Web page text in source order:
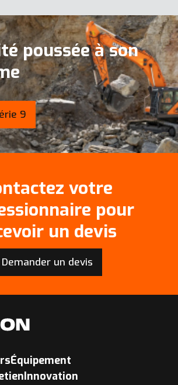
poussée à son
9
votre
pour
un devis
Demander un devis
Équipement
Innovation